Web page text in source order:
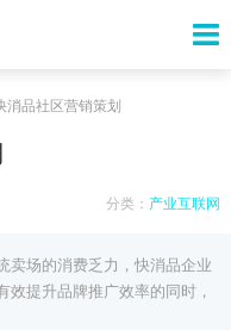
消品社区营销策划
分类： 产业互联网
卖场的消费乏力，快消品企业
提升品牌推广效率的同时，